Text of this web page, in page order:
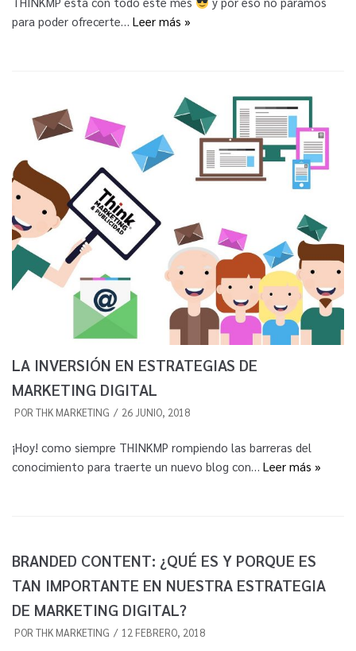
para poder ofrecerte… Leer más »
LA INVERSIÓN EN ESTRATEGIAS DE
MARKETING DIGITAL
POR THK MARKETING 26 JUNIO, 2018
¡Hoy! como siempre THINKMP rompiendo las barreras del
conocimiento para traerte un nuevo blog con… Leer más »
BRANDED CONTENT: ¿QUÉ ES Y PORQUE ES
TAN IMPORTANTE EN NUESTRA ESTRATEGIA
DE MARKETING DIGITAL?
POR THK MARKETING 12 FEBRERO, 2018